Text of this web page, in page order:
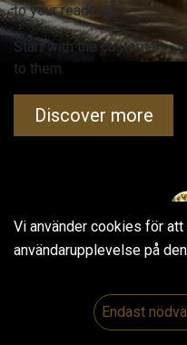
to your readers.
Start with the customer –
to them.
Discover more
Vi använder cookies för
användarupplevelse på
Endast